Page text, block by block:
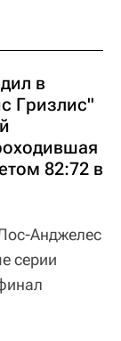
в
Гризлис"
82:72 в
Анджелес
серии